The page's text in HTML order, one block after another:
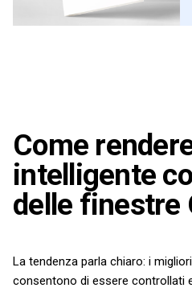
Come
intelligente
delle finestre
La tendenza parla chiaro: i
consentono di essere controllati